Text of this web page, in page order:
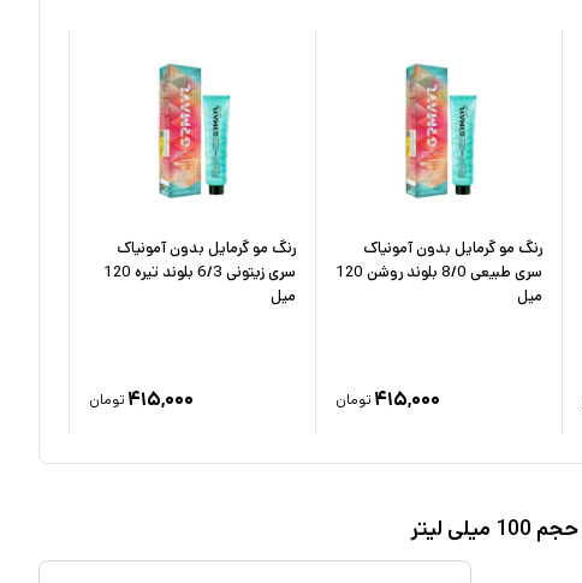
رنگ مو گرمایل بدون آمونیاک
سری طبیعی 8/0 بلوند روشن 120
میل
۴۱۵,۰۰۰ تومان
رنگ مو گرمایل بدون آمونیاک
سری زیتونی 6/3 بلوند تیره 120
میل
۴۱۵,۰۰۰ تومان